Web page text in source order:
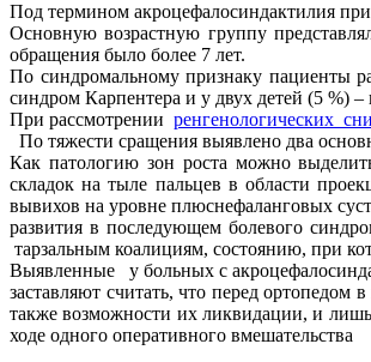
Под термином акроцефалосиндактилия
Основную возрастную группу
обращения было более 7 лет.
По синдромальному признаку пациенты
синдром Карпентера и у двух детей (5 %)
При рассмотрении ренгенологических
По тяжести сращения выявлено два
Как патологию зон роста можно
складок на тыле пальцев в области
вывихов на уровне плюснефаланговых
развития в последующем болевого
тарзальным коалициям, состоянию, при
Выявленные у больных с
заставляют считать, что перед
также возможности их ликвидации, и
ходе одного оперативного вмешательства